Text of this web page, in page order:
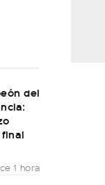
del
1 hora